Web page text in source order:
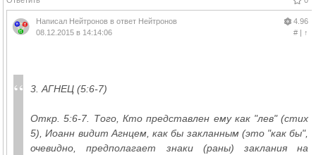
Написал Нейтронов в ответ Нейтронов
08.12.2015 в 14:14:06
4.96
#| ↑
3. АГНЕЦ (5:6-7)
Откр. 5:6-7. Того, Кто представлен ему как "лев" (стих
5), Иоанн видит Агнцем, как бы закланным (это "как бы",
очевидно, предполагает знаки (раны) заклания на